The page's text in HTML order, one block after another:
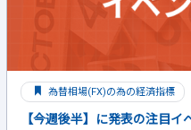
為替相場(FX)の為の経済指標
【今週後半】に発表の注目